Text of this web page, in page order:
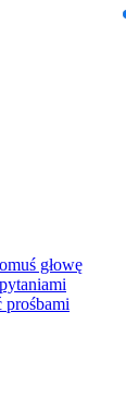
głowę
prośbami